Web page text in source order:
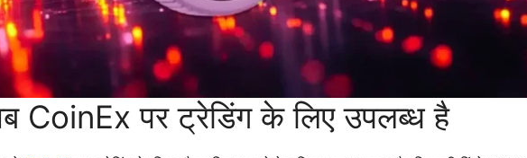
CoinEx पर ट्रेडिंग के लिए उपलब्ध है